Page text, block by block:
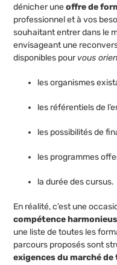
dénicher uneoffre de
professionnel et à vos
souhaitant entrer dans le
envisageant une
disponibles pourvous
les organismes
les référentiels de
les possibilités de
les programmes
la durée des cursus.
En réalité, c’est une
compétence
une liste de toutes les
parcours proposés sont
exigences du marché